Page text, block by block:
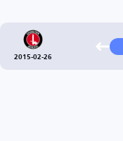
2015-02-26